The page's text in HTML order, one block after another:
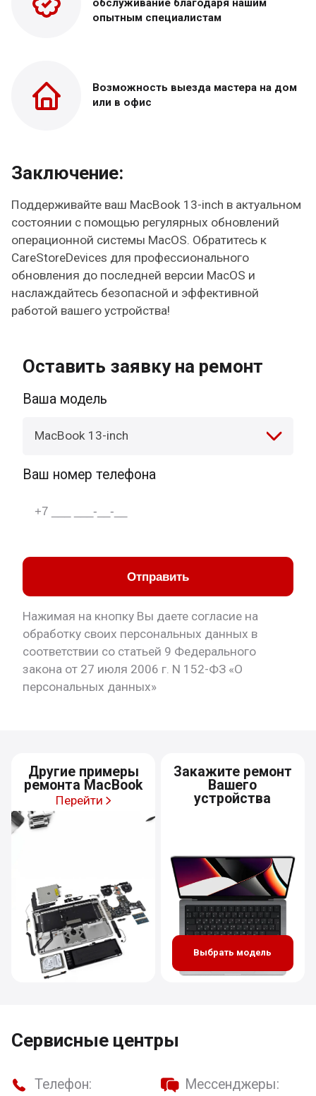
обслуживание благодаря нашим
опытным специалистам
Возможность выезда мастера на дом
или в офис
Заключение:
Поддерживайте ваш MacBook 13-inch в актуальном
состоянии с помощью регулярных обновлений
операционной системы MacOS. Обратитесь к
CareStoreDevices для профессионального
обновления до последней версии MacOS и
наслаждайтесь безопасной и эффективной
работой вашего устройства!
Оставить заявку на ремонт
Ваша модель
MacBook 13-inch
Ваш номер телефона
Отправить
Нажимая на кнопку Вы даете согласие на
обработку своих персональных данных в
соответствии со статьей 9 Федерального
закона от 27 июля 2006 г. N 152-ФЗ «О
персональных данных»
Другие примеры
ремонта MacBook
Перейти
Закажите ремонт
Вашего
устройства
Выбрать модель
Сервисные центры
Телефон:
Мессенджеры: